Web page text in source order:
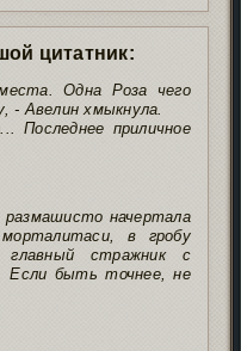
цитатник:
Одна Роза чего
- Авелин хмыкнула.
Последнее приличное
начертала
в гробу
главный стражник с
Если быть точнее, не